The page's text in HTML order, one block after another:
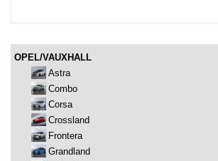
OPEL/VAUXHALL
Astra
Combo
Corsa
Crossland
Frontera
Grandland